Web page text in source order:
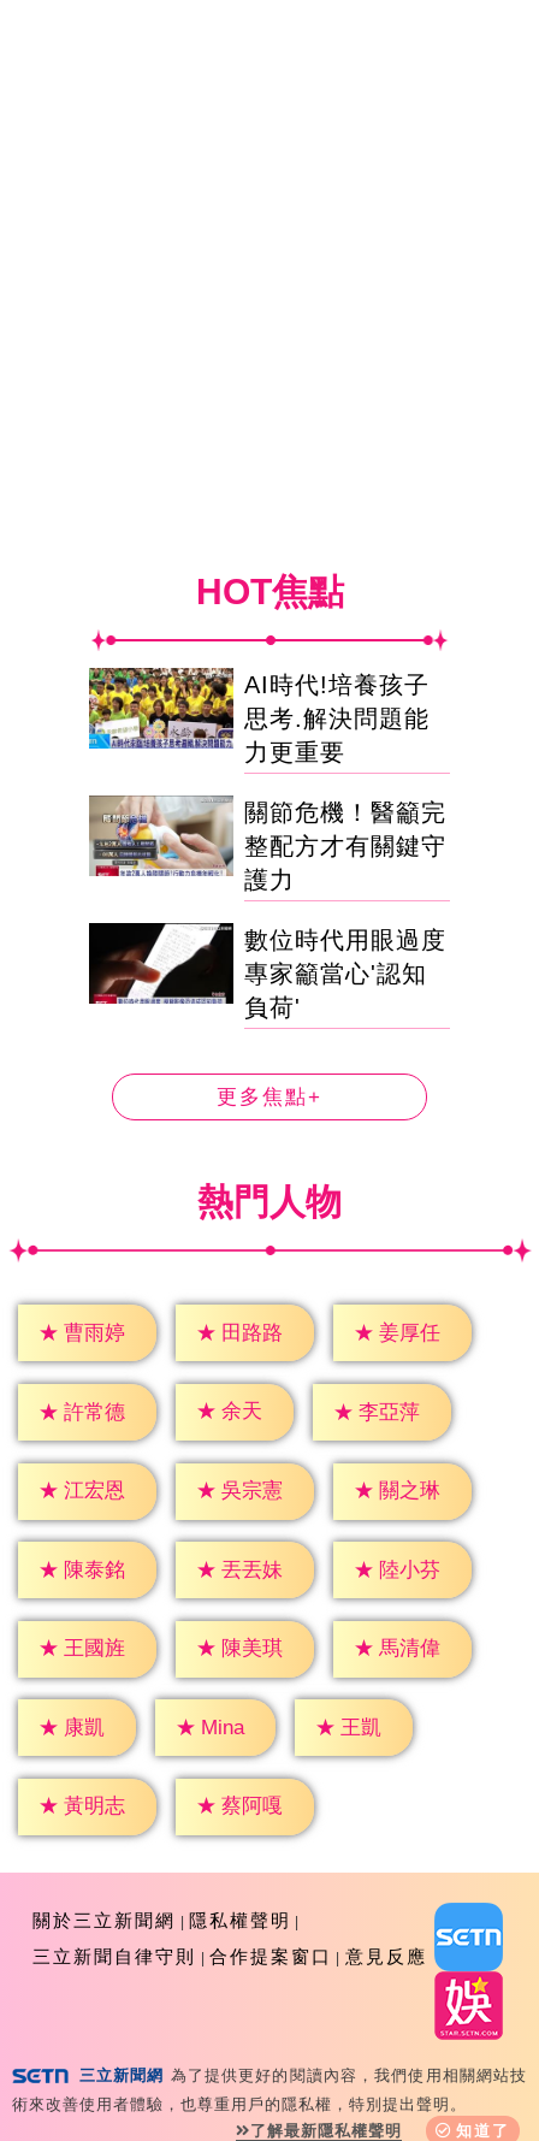
HOT焦點
AI時代!培養孩子
思考.解決問題能
力更重要
關節危機！醫籲完
整配方才有關鍵守
護力
數位時代用眼過度
專家籲當心'認知
負荷'
更多焦點+
熱門人物
★ 曹雨婷 ★ 田路路 ★ 姜厚任
★ 許常德 ★ 余天 ★ 李亞萍
★ 江宏恩 ★ 吳宗憲 ★ 關之琳
★ 陳泰銘 ★ 丟丟妹 ★ 陸小芬
★ 王國旌 ★ 陳美琪 ★ 馬清偉
★ 康凱 ★ Mina ★ 王凱
★ 黃明志 ★ 蔡阿嘎
關於三立新聞網
隱私權聲明
三立新聞自律守則
合作提案窗口 意見反應
Copyright ©2026 Sanlih E-Television All Rights
Reserved 版權所有 盜用必究 台北市內湖區舊宗路一段159
三立新聞網 為了提供更好的閱讀內容，我們使用相關網站技
術來改善使用者體驗，也尊重用戶的隱私權，特別提出聲明。
了解最新隱私權聲明
知道了